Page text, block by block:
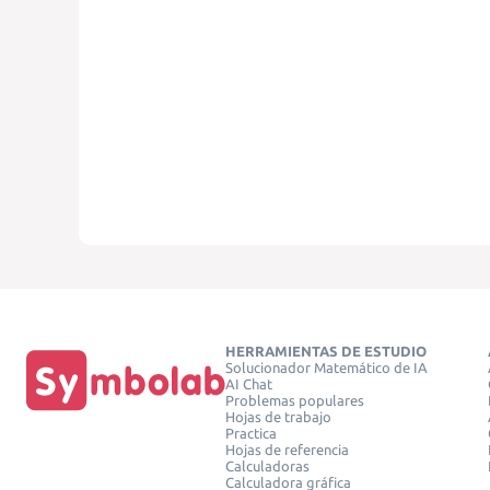
HERRAMIENTAS DE ESTUDIO
Solucionador Matemático de IA
AI Chat
Problemas populares
Hojas de trabajo
Practica
Hojas de referencia
Calculadoras
Calculadora gráfica